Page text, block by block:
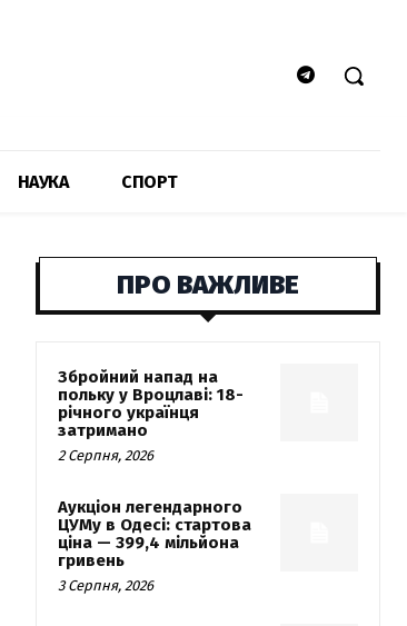
НАУКА СПОРТ
ПРО ВАЖЛИВЕ
Збройний напад на
польку у Вроцлаві: 18-
річного українця
затримано
2 Серпня, 2026
Аукціон легендарного
ЦУМу в Одесі: стартова
ціна — 399,4 мільйона
гривень
3 Серпня, 2026